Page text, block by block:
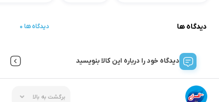
دیدگاه ها 0 دیدگاه ها
دیدگاه خود را درباره این کالا بنویسید
برگشت به بالا